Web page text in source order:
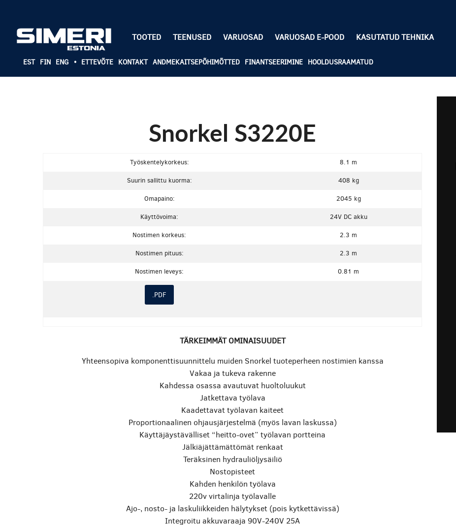
TOOTED TEENUSED VARUOSAD VARUOSAD E-POOD KASUTATUD TEHNIKA
EST FIN ENG • ETTEVÕTE KONTAKT ANDMEKAITSEPÕHIMÕTTED FINANTSEERIMINE HOOLDUSRAAMATUD
Snorkel S3220E
Työskentelykorkeus: 8.1 m
Suurin sallittu kuorma: 408 kg
Omapaino: 2045 kg
Käyttövoima: 24V DC akku
Nostimen korkeus: 2.3 m
Nostimen pituus: 2.3 m
Nostimen leveys: 0.81 m
.PDF
TÄRKEIMMÄT OMINAISUUDET
Yhteensopiva komponenttisuunnittelu muiden Snorkel tuoteperheen nostimien kanssa
Vakaa ja tukeva rakenne
Kahdessa osassa avautuvat huoltoluukut
Jatkettava työlava
Kaadettavat työlavan kaiteet
Proportionaalinen ohjausjärjestelmä (myös lavan laskussa)
Käyttäjäystävälliset “heitto-ovet” työlavan portteina
Jälkiäjättämättömät renkaat
Teräksinen hydrauliöljysäiliö
Nostopisteet
Kahden henkilön työlava
220v virtalinja työlavalle
Ajo-, nosto- ja laskuliikkeiden hälytykset (pois kytkettävissä)
Integroitu akkuvaraaja 90V-240V 25A